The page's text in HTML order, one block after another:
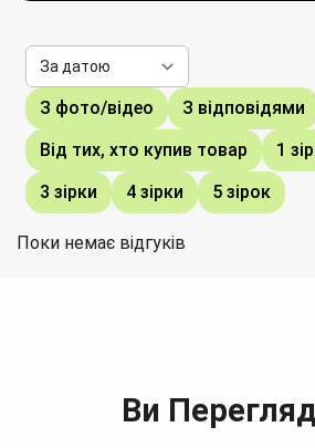
З фото/відео
З відповідями
Від тих, хто купив товар
1
3 зірки
4 зірки 5 зірок
Поки немає відгуків
Ви